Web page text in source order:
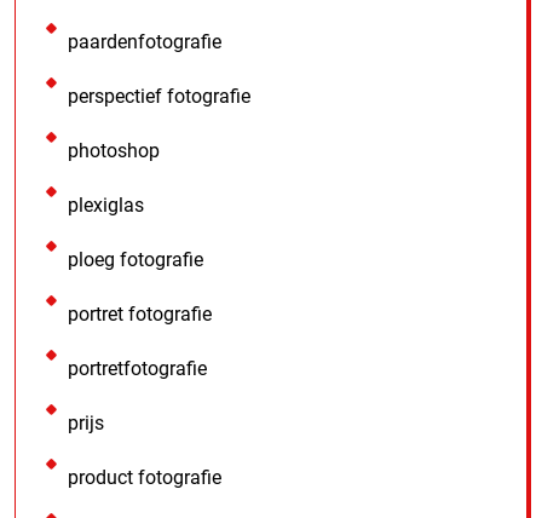
paardenfotografie
perspectief fotografie
photoshop
plexiglas
ploeg fotografie
portret fotografie
portretfotografie
prijs
product fotografie